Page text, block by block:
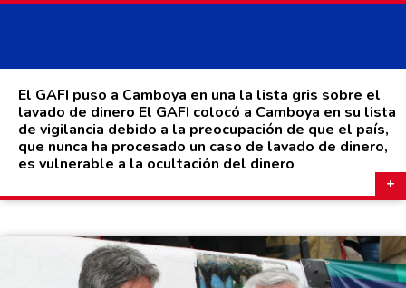
El GAFI puso a Camboya en una la lista gris sobre el
lavado de dinero El GAFI colocó a Camboya en su lista
de vigilancia debido a la preocupación de que el país,
que nunca ha procesado un caso de lavado de dinero,
es vulnerable a la ocultación del dinero